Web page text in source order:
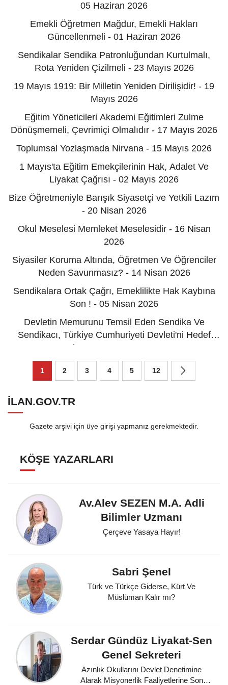
05 Haziran 2026
Emekli Öğretmen Mağdur, Emekli Hakları
Güncellenmeli - 01 Haziran 2026
Sendikalar Sendika Patronluğundan Kurtulmalı,
Rota Yeniden Çizilmeli - 23 Mayıs 2026
19 Mayıs 1919: Bir Milletin Yeniden Dirilişidir! - 19
Mayıs 2026
Eğitim Yöneticileri Akademi Eğitimleri Zulme
Dönüşmemeli, Çevrimiçi Olmalıdır - 17 Mayıs 2026
Toplumsal Yozlaşmada Nirvana - 15 Mayıs 2026
1 Mayıs'ta Eğitim Emekçilerinin Hak, Adalet Ve
Liyakat Çağrısı - 02 Mayıs 2026
Bize Öğretmeniyle Barışık Siyasetçi ve Yetkili Lazım
- 20 Nisan 2026
Okul Meselesi Memleket Meselesidir - 16 Nisan
2026
Siyasiler Koruma Altında, Öğretmen Ve Öğrenciler
Neden Savunmasız? - 14 Nisan 2026
Sendikalara Ortak Çağrı, Emeklilikte Hak Kaybına
Son ! - 05 Nisan 2026
Devletin Memurunu Temsil Eden Sendika Ve
Sendikacı, Türkiye Cumhuriyeti Devleti'ni Hedef
Alamaz! - 29 Mart 2026
1 2 3 4 5 12
ILAN.GOV.TR
Gazete arşivi için üye girişi yapmanız gerekmektedir.
KÖŞE YAZARLARI
Av.Alev SEZEN M.A. Adli
Bilimler Uzmanı
Çerçeve Yasaya Hayır!
Sabri Şenel
Türk ve Türkçe Giderse, Kürt Ve
Müslüman Kalır mı?
Serdar Gündüz Liyakat-Sen
Genel Sekreteri
Azınlık Okullarını Devlet Denetimine
Alarak Misyonerlik Faaliyetlerine Son